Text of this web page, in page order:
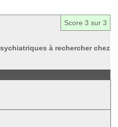
Score 3 sur 3
à rechercher chez